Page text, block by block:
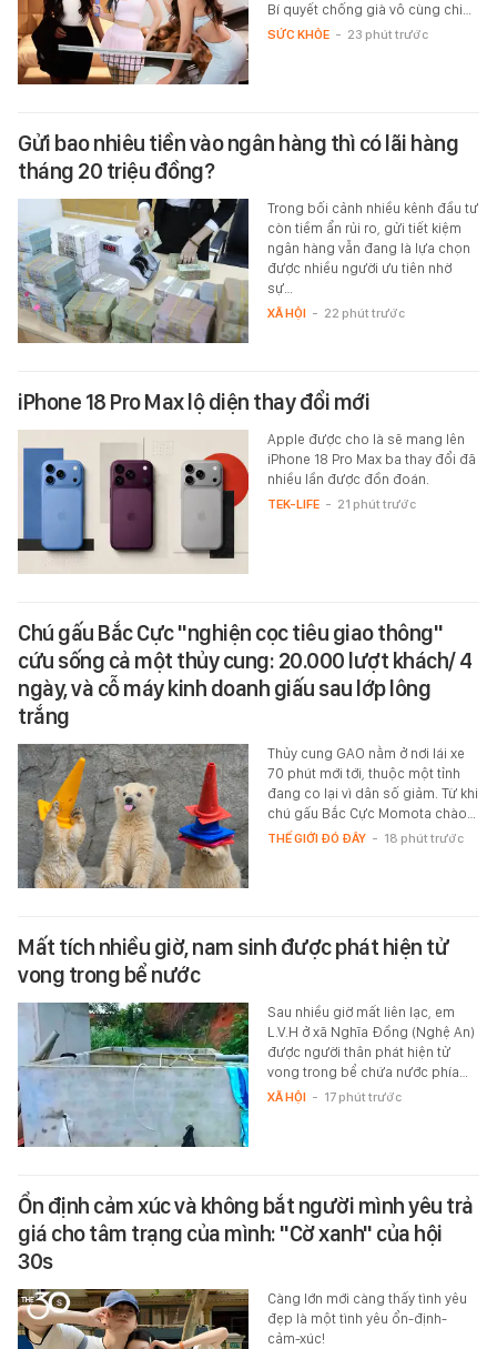
Bí quyết chống già vô cùng chi…
SỨC KHỎE - 23 phút trước
Gửi bao nhiêu tiền vào ngân hàng thì có lãi hàng
tháng 20 triệu đồng?
Trong bối cảnh nhiều kênh đầu tư
còn tiềm ẩn rủi ro, gửi tiết kiệm
ngân hàng vẫn đang là lựa chọn
được nhiều người ưu tiên nhờ
sự…
XÃ HỘI - 22 phút trước
iPhone 18 Pro Max lộ diện thay đổi mới
Apple được cho là sẽ mang lên
iPhone 18 Pro Max ba thay đổi đã
nhiều lần được đồn đoán.
TEK-LIFE - 21 phút trước
Chú gấu Bắc Cực "nghiện cọc tiêu giao thông"
cứu sống cả một thủy cung: 20.000 lượt khách/ 4
ngày, và cỗ máy kinh doanh giấu sau lớp lông
trắng
Thủy cung GAO nằm ở nơi lái xe
70 phút mới tới, thuộc một tỉnh
đang co lại vì dân số giảm. Từ khi
chú gấu Bắc Cực Momota chào…
THẾ GIỚI ĐÓ ĐÂY - 18 phút trước
Mất tích nhiều giờ, nam sinh được phát hiện tử
vong trong bể nước
Sau nhiều giờ mất liên lạc, em
L.V.H ở xã Nghĩa Đồng (Nghệ An)
được người thân phát hiện tử
vong trong bể chứa nước phía…
XÃ HỘI - 17 phút trước
Ổn định cảm xúc và không bắt người mình yêu trả
giá cho tâm trạng của mình: "Cờ xanh" của hội
30s
Càng lớn mới càng thấy tình yêu
đẹp là một tình yêu ổn-định-
cảm-xúc!